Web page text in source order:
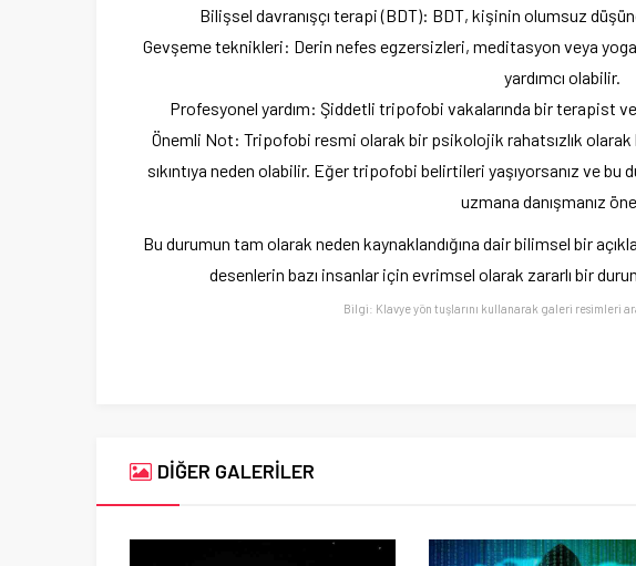
Bilişsel davranışçı terapi (BDT): BDT, kişinin olumsuz
Gevşeme teknikleri: Derin nefes egzersizleri, meditasyon veya
yardımcı olabilir.
Profesyonel yardım: Şiddetli tripofobi vakalarında bir terapist
Önemli Not: Tripofobi resmi olarak bir psikolojik rahatsızlık
sıkıntıya neden olabilir. Eğer tripofobi belirtileri yaşıyorsanız ve bu
uzmana danışmanız
Bu durumun tam olarak neden kaynaklandığına dair bilimsel bir
desenlerin bazı insanlar için evrimsel olarak zararlı bir
Bilgi: Klavye yön tuşlarını kullanarak galeri resimleri
DİĞER GALERİLER